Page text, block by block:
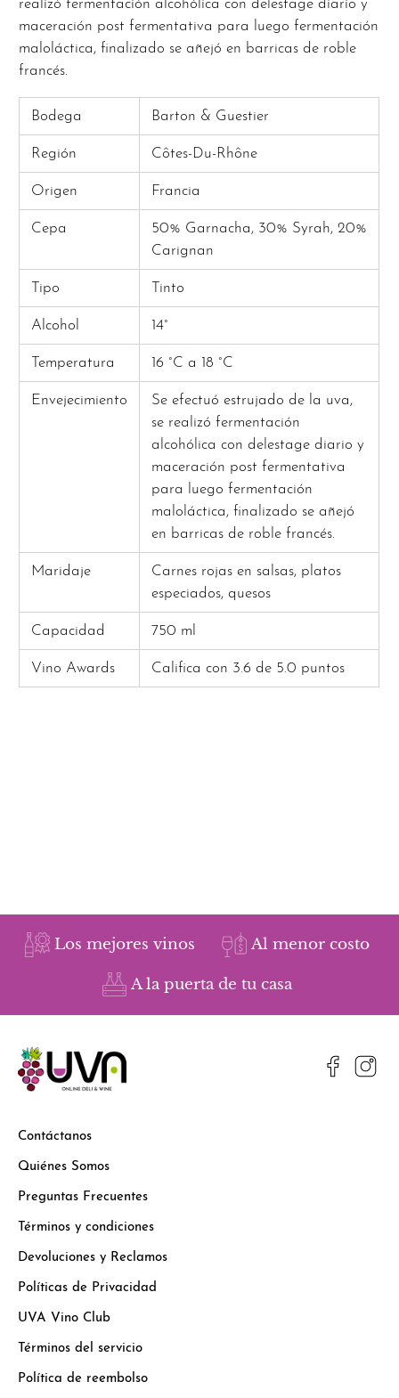
realizó fermentación alcohólica con delestage diario y
maceración post fermentativa para luego fermentación
maloláctica, finalizado se añejó en barricas de roble
francés.
Bodega Barton & Guestier
Región Côtes-Du-Rhône
Origen Francia
Cepa
50% Garnacha, 30% Syrah, 20%
Carignan
Tipo Tinto
Alcohol 14°
Temperatura 16 °C a 18 °C
Envejecimiento
Se efectuó estrujado de la uva,
se realizó fermentación
alcohólica con delestage diario y
maceración post fermentativa
para luego fermentación
maloláctica, finalizado se añejó
en barricas de roble francés.
Maridaje
Carnes rojas en salsas, platos
especiados, quesos
Capacidad 750 ml
Vino Awards Califica con 3.6 de 5.0 puntos
Los mejores vinos Al menor costo
A la puerta de tu casa
Contáctanos
Quiénes Somos
Preguntas Frecuentes
Términos y condiciones
Devoluciones y Reclamos
Políticas de Privacidad
UVA Vino Club
Términos del servicio
Política de reembolso